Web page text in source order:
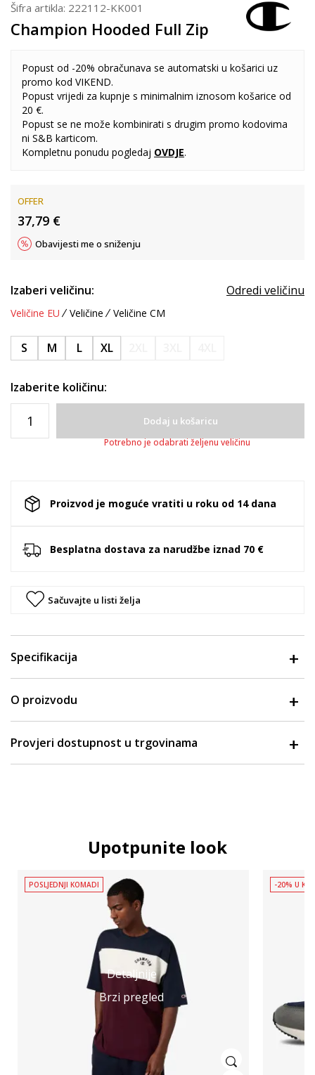
Šifra artikla: 222112-KK001
Champion Hooded Full Zip
Popust od -20% obračunava se automatski u košarici uz
promo kod VIKEND.
Popust vrijedi za kupnje s minimalnim iznosom košarice od
20 €.
Popust se ne može kombinirati s drugim promo kodovima
ni S&B karticom.
Kompletnu ponudu pogledaj OVDJE.
OFFER
37,79 €
Obavijesti me o sniženju
Izaberi veličinu: Odredi veličinu
Veličine EU Veličine Veličine CM
S M L XL
Izaberite količinu:
Dodaj u košaricu
Potrebno je odabrati željenu veličinu
Proizvod je moguće vratiti u roku od 14 dana
Besplatna dostava za narudžbe iznad 70 €
Sačuvajte u listi želja
Specifikacija
O proizvodu
Provjeri dostupnost u trgovinama
Upotpunite look
Detaljnije
Brzi pregled
POSLJEDNJI KOMADI -20% U